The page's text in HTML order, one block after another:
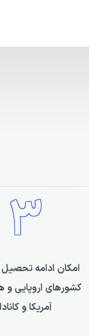
3
امکان ادامه تحصیل
کشورهای اروپایی
آمریکا و کانادا